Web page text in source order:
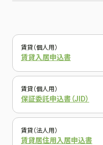
賃貸（個人用）
賃貸入居申込書
賃貸（個人用）
保証委託申込書（JID）
賃貸（法人用）
賃貸居住用入居申込書